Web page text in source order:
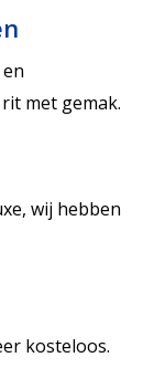
met gemak.
wij hebben
kosteloos.